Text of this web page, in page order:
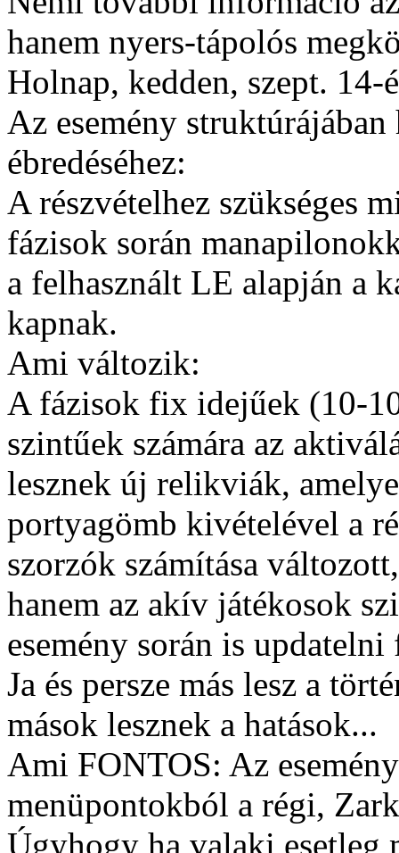
hanem nyers-tápolós
Holnap, kedden, szept.
Az esemény
ébredéséhez:
A részvételhez szükséges
fázisok során
a felhasznált LE alapján a
kapnak.
Ami változik:
A fázisok fix idejűek (10-
szintűek számára az
lesznek új relikviák,
portyagömb kivételével a
szorzók számítása
hanem az akív játékosok
esemény során is
Ja és persze más lesz a
mások lesznek a hatások...
Ami FONTOS: Az
menüpontokból a régi,
Úgyhogy ha valaki esetleg